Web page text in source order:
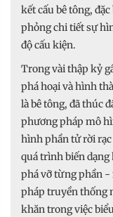
kết cấu bê tông,
phỏng chi tiết sự
độ cấu kiện.
Trong vài thập kỷ
phá hoại và hình
là bê tông, đã thúc
phương pháp mô
hình phần tử rời
quá trình biến
phá vỡ từng phần -
pháp truyền thống
khăn trong việc